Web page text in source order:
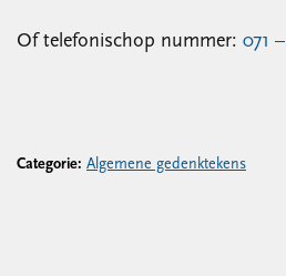
Of telefonischop nummer: 071
Categorie: Algemene gedenktekens